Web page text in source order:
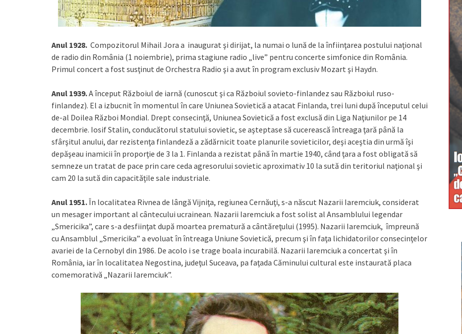
Anul 1928. Compozitorul Mihail Jora a inaugurat şi dirijat, la numai o lună de la înfiinţarea postului naţional
de radio din România (1 noiembrie), prima stagiune radio „live” pentru concerte simfonice din România.
Primul concert a fost susţinut de Orchestra Radio şi a avut în program exclusiv Mozart şi Haydn.
Anul 1939.A început Războiul de iarnă (cunoscut şi ca Războiul sovieto-finlandez sau Războiul ruso-
finlandez). El a izbucnit în momentul în care Uniunea Sovietică a atacat Finlanda, trei luni după începutul celui
de-al Doilea Război Mondial. Drept consecinţă, Uniunea Sovietică a fost exclusă din Liga Naţiunilor pe 14
decembrie. Iosif Stalin, conducătorul statului sovietic, se aşteptase să cucerească întreaga ţară până la
sfârşitul anului, dar rezistenţa finlandeză a zădărnicit toate planurile sovieticilor, deşi aceştia din urmă îşi
depăşeau inamicii în proporţie de 3 la 1. Finlanda a rezistat până în martie 1940, când ţara a fost obligată să
semneze un tratat de pace prin care ceda agresorului sovietic aproximativ 10 la sută din teritoriul naţional şi
cam 20 la sută din capacităţile sale industriale.
Anul 1951.În localitatea Rivnea de lângă Vijniţa, regiunea Cernăuţi, s-a născut Nazarii Iaremciuk, considerat
un mesager important al cântecului ucrainean. Nazarii Iaremciuk a fost solist al Ansamblului legendar
„Smericika”, care s-a desfiinţat după moartea prematură a cântăreţului (1995). Nazarii Iaremciuk, împreună
cu Ansamblul „Smericika” a evoluat în întreaga Uniune Sovietică, precum şi în faţa lichidatorilor consecinţelor
avariei de la Cernobyl din 1986. De acolo i se trage boala incurabilă. Nazarii Iaremciuk a concertat şi în
România, iar în localitatea Negostina, judeţul Suceava, pa faţada Căminului cultural este instaurată placa
comemorativă „Nazarii Iaremciuk”.